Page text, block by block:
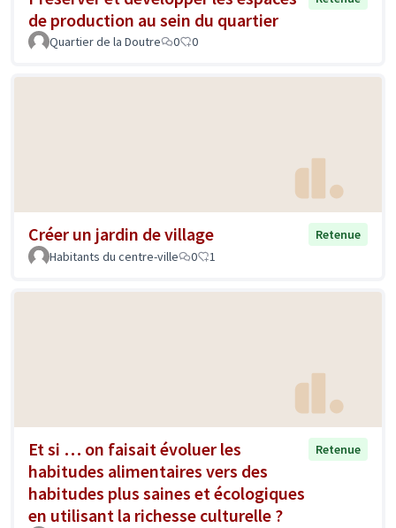
de production au sein du quartier
Quartier de la Doutre 0 0
Créer un jardin de village
Retenue
Habitants du centre-ville
0 1
Et si … on faisait évoluer les
habitudes alimentaires vers des
habitudes plus saines et écologiques
en utilisant la richesse culturelle ?
Retenue